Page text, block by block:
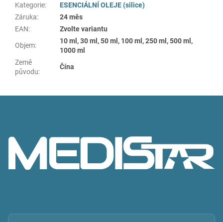
Kategorie:
ESENCIÁLNÍ OLEJE (silice)
Záruka:
24 měs
EAN: Zvolte variantu
Objem:
10 ml, 30 ml, 50 ml, 100 ml, 250 ml, 500 ml,
1000 ml
Země
původu:
Čína